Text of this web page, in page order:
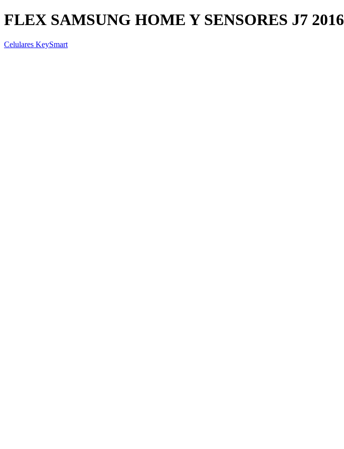
FLEX SAMSUNG HOME Y SENSORES J7 2016
Celulares KeySmart